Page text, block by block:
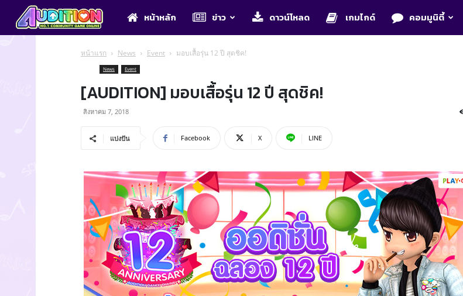
Auditionหน้าหลัก ข่าว ดาวน์โหลด เกมไกด์ คอมมูนิตี้
หน้าแรก News Event มอบเสื้อรุ่น 12 ปี สุดชิค!
News Event
[AUDITION] มอบเสื้อรุ่น 12 ปี สุดชิค!
สิงหาคม 7, 2018
แบ่งปัน Facebook X LINE